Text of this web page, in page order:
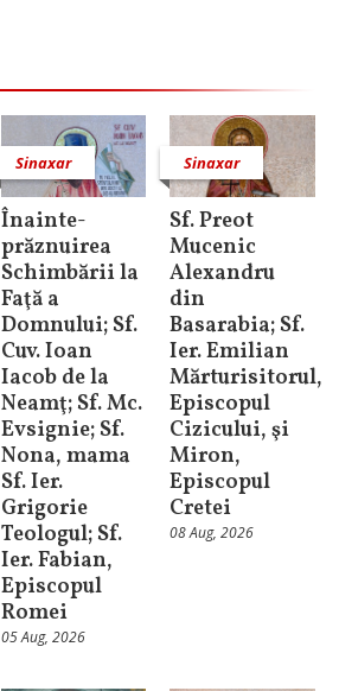
Sinaxar
Înainte-
prăznuirea
Schimbării la
Faţă a
Domnului; Sf.
Cuv. Ioan
Iacob de la
Neamţ; Sf. Mc.
Evsignie; Sf.
Nona, mama
Sf. Ier.
Grigorie
Teologul; Sf.
Ier. Fabian,
Episcopul
Romei
05 Aug, 2026
Sinaxar
Sf. Preot
Mucenic
Alexandru
din
Basarabia; Sf.
Ier. Emilian
Mărturisitorul,
Episcopul
Cizicului, şi
Miron,
Episcopul
Cretei
08 Aug, 2026